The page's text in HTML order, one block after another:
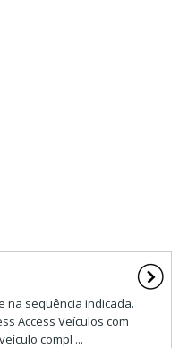
na sequência indicada.
Access Veículos com
compl ...